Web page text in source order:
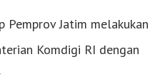
Pemprov Jatim melakukan
Komdigi RI dengan